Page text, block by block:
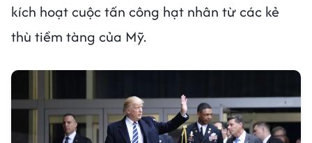
kích hoạt cuộc tấn công hạt nhân từ các kẻ
thù tiềm tàng của Mỹ.